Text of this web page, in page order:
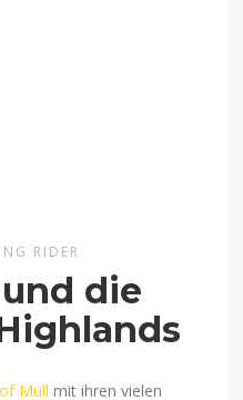
RIDER
die
Mull mit ihren vielen